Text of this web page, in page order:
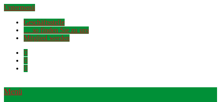
Untermenü
Geschäftsstelle
… so finden Sie zu uns
Mitglied werden
Menü